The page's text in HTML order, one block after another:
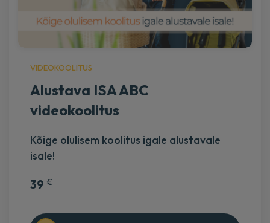
VIDEOKOOLITUS
Alustava ISA ABC
videokoolitus
Kõige olulisem koolitus igale alustavale
isale!
39 €